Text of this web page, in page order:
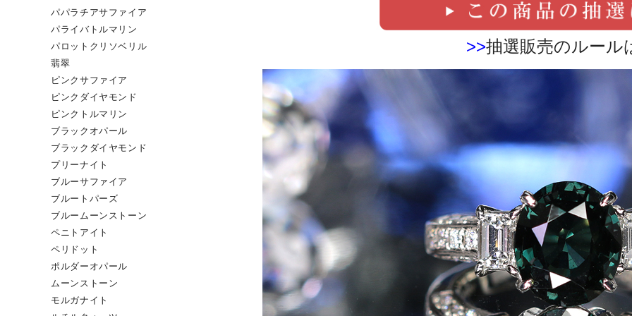
パパラチアサファイア
パライバトルマリン
パロットクリソベリル
翡翠
ピンクサファイア
ピンクダイヤモンド
ピンクトルマリン
ブラックオパール
ブラックダイヤモンド
プリーナイト
ブルーサファイア
ブルートパーズ
ブルームーンストーン
ペニトアイト
ペリドット
ポルダーオパール
ムーンストーン
モルガナイト
>>抽選販売のルール